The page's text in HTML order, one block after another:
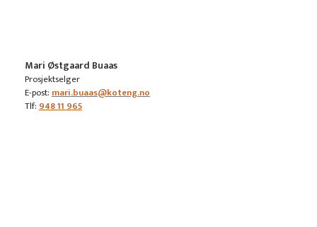
Mari Østgaard Buaas
Prosjektselger
E-post:mari.buaas@koteng.no
Tlf:948 11 965